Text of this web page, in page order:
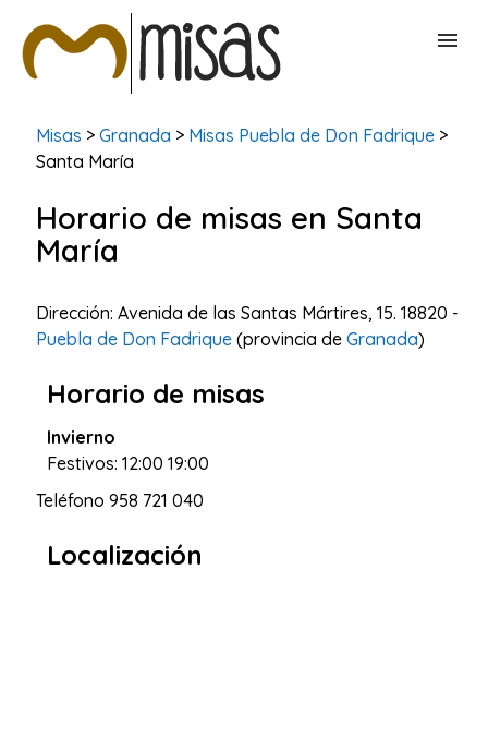
BUSCAR MISAS
Misas > Granada > Misas Puebla de Don Fadrique >
Santa María
Horario de misas en Santa
María
Dirección: Avenida de las Santas Mártires, 15. 18820 -
Puebla de Don Fadrique (provincia de Granada)
Horario de misas
Invierno
Festivos: 12:00 19:00
Teléfono 958 721 040
Localización